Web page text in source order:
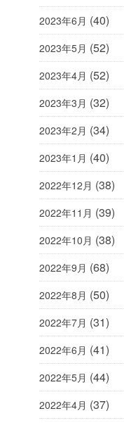
2023年6月 (40)
2023年5月 (52)
2023年4月 (52)
2023年3月 (32)
2023年2月 (34)
2023年1月 (40)
2022年12月 (38)
2022年11月 (39)
2022年10月 (38)
2022年9月 (68)
2022年8月 (50)
2022年7月 (31)
2022年6月 (41)
2022年5月 (44)
2022年4月 (37)